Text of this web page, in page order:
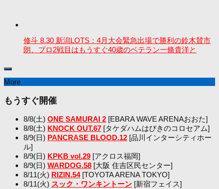
修斗 8.30 新潟LOTS：4月大会緊急出場で勝利の鈴木賛市
朗、プロ2戦目はもうすぐ40歳のベテラン一條貴洋と
More
もうすぐ開催
8/8(土) ONE SAMURAI 2 [EBARA WAVE ARENAおおた]
8/8(土) KNOCK OUT.67 [タケダハムはびきのコロセアム]
8/9(日) PANCRASE BLOOD.12 [品川インターシティホー
ル]
8/9(日) KPKB vol.29 [アクロス福岡]
8/9(日) WARDOG.58 [大阪 住吉区民センター]
8/11(火) RIZIN.54[TOYOTA ARENA TOKYO]
8/11(火) スック・ワンキントーン [新宿フェイス]